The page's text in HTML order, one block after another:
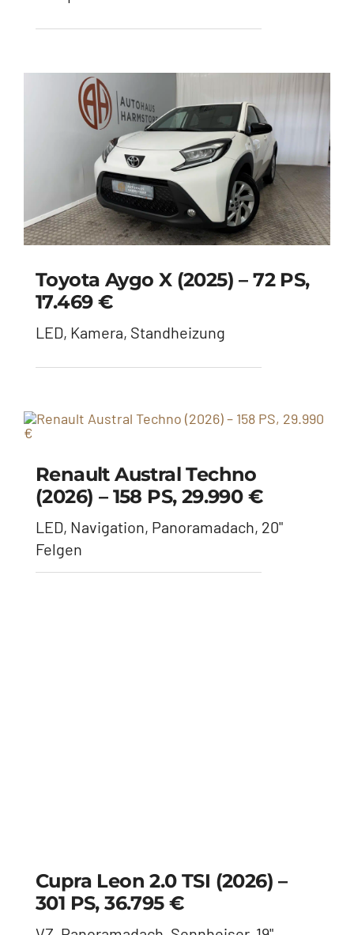
Toyota Aygo X (2025) – 72 PS,
17.469 €
LED, Kamera, Standheizung
Renault Austral Techno
(2026) – 158 PS, 29.990 €
LED, Navigation, Panoramadach, 20"
Felgen
Peugeot 208 Hybrid 145 GT
(2026) – 146 PS, 25.449 €
elektrische Sitze, Alcantara, 360 Grad